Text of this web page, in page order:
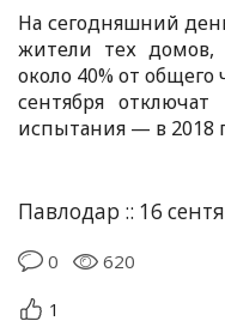
На сегодняшний
жители тех
около 40% от
сентября
испытания — в 2018
Павлодар :: 16
0
620
1